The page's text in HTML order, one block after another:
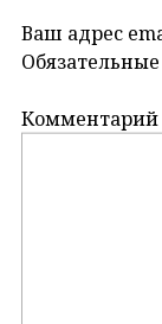
Ваш адрес
Комментарий